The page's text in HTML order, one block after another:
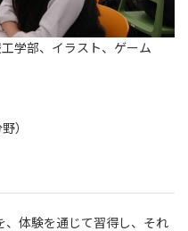
学部、イラスト、ゲーム
）
、体験を通じて習得し、それ